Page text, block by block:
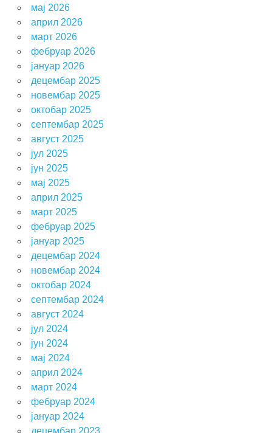
мај 2026
април 2026
март 2026
фебруар 2026
јануар 2026
децембар 2025
новембар 2025
октобар 2025
септембар 2025
август 2025
јул 2025
јун 2025
мај 2025
април 2025
март 2025
фебруар 2025
јануар 2025
децембар 2024
новембар 2024
октобар 2024
септембар 2024
август 2024
јул 2024
јун 2024
мај 2024
април 2024
март 2024
фебруар 2024
јануар 2024